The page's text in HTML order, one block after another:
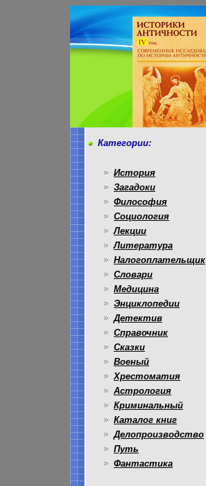
Категории:
История
Загадоки
Философия
Социология
Лекции
Литература
Налогоплательщик
Словари
Медицина
Энциклопедии
Детектив
Справочник
Сказки
Военый
Хрестоматия
Астрология
Криминальный
Каталог книг
Делопроизводство
Путь
Фантастика